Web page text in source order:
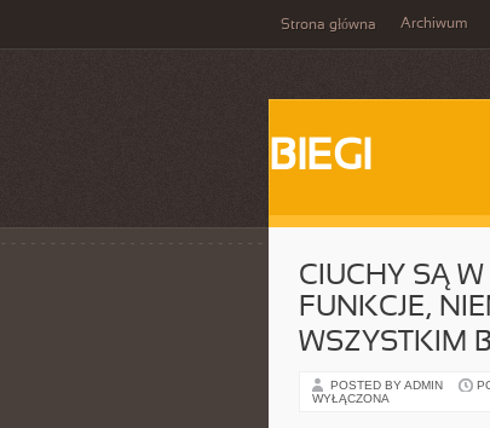
Strona główna Archiwum
BIEGI
CIUCHY SĄ
FUNKCJE,
WSZYSTKIM
POSTED BY ADMIN
WYŁĄCZONA